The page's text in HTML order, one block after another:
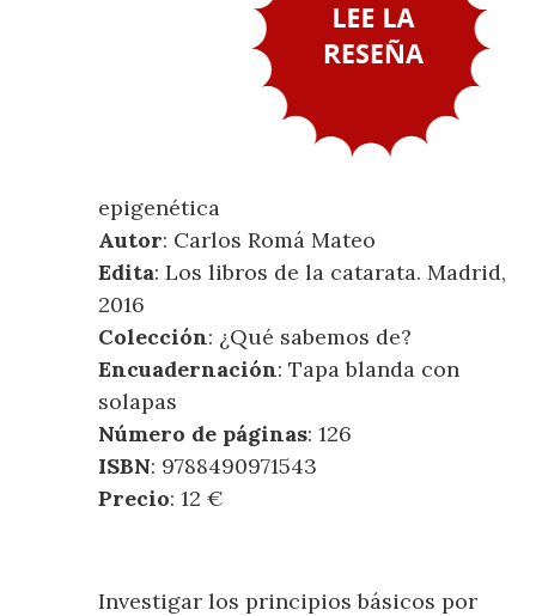
epigenética
Autor: Carlos Romá Mateo
Edita: Los libros de la catarata. Madrid,
2016
Colección: ¿Qué sabemos de?
Encuadernación: Tapa blanda con
solapas
Número de páginas: 126
ISBN: 9788490971543
Precio: 12 €
Investigar los principios básicos por